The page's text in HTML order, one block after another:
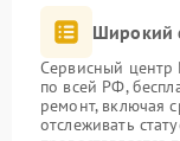
Широкий
Сервисный центр
по всей РФ,
ремонт, включая
отслеживать